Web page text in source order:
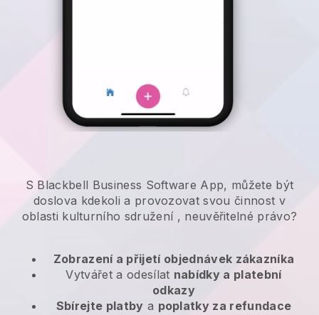
S Blackbell Business Software App, můžete být
doslova kdekoli a provozovat svou činnost v
oblasti kulturního sdružení, neuvěřitelné právo?
Zobrazení a přijetí objednávek zákazníka
Vytvářet a odesílat nabídky a platební
odkazy
Sbírejte platby a poplatky za refundace